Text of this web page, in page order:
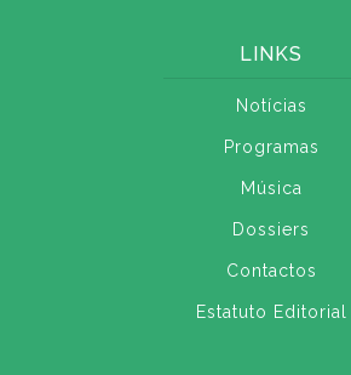
LINKS
Notícias
Programas
Música
Dossiers
Contactos
Estatuto Editorial